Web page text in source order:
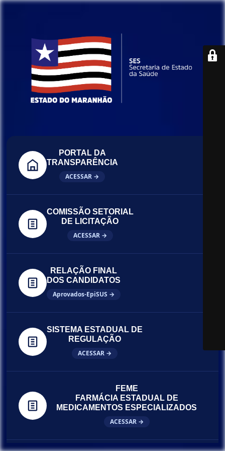
PORTAL DA
TRANSPARÊNCIA
ACESSAR →
COMISSÃO SETORIAL
DE LICITAÇÃO
ACESSAR →
RELAÇÃO FINAL
DOS CANDIDATOS
Aprovados-EpiSUS →
SISTEMA ESTADUAL DE
REGULAÇÃO
ACESSAR →
FEME
FARMÁCIA ESTADUAL DE
MEDICAMENTOS ESPECIALIZADOS
ACESSAR →